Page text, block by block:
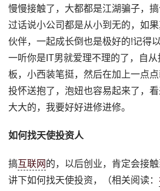
慢慢接触了，大都都是江湖骗子，
过话说小公司都是从小到无的，如
伙伴，一起成长倒也是极好的!记得
一听你是IT男就爱理不理的了，自
板，小西装笔挺，然后在加上一点
投怀送抱了，泡妞也容易起来了，
大大的，我要好好进修进修。
如何找天使投资人
搞互联网 的，以后创业，肯定会接
讲下如何找天使投资，（相关阅读：